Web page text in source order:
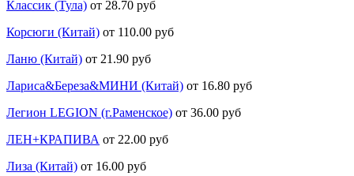
Классик (Тула) от 28.70 руб
Корсюги (Китай) от 110.00 руб
Ланю (Китай) от 21.90 руб
Лариса&Береза&МИНИ (Китай) от 16.80 руб
Легион LEGION (г.Раменское) от 36.00 руб
ЛЕН+КРАПИВА от 22.00 руб
Лиза (Китай) от 16.00 руб